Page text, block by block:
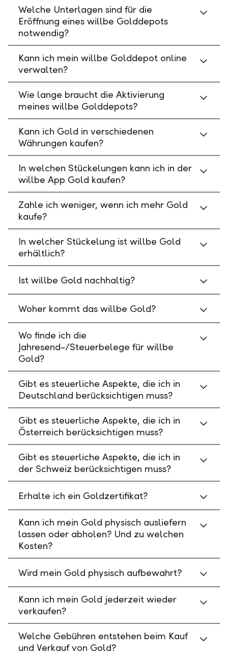
Welche Unterlagen sind für die
Eröffnung eines willbe Golddepots
notwendig?
Kann ich mein willbe Golddepot online
verwalten?
Wie lange braucht die Aktivierung
meines willbe Golddepots?
Kann ich Gold in verschiedenen
Währungen kaufen?
In welchen Stückelungen kann ich in der
willbe App Gold kaufen?
Zahle ich weniger, wenn ich mehr Gold
kaufe?
In welcher Stückelung ist willbe Gold
erhältlich?
Ist willbe Gold nachhaltig?
Woher kommt das willbe Gold?
Wo finde ich die
Jahresend-/Steuerbelege für willbe
Gold?
Gibt es steuerliche Aspekte, die ich in
Deutschland berücksichtigen muss?
Gibt es steuerliche Aspekte, die ich in
Österreich berücksichtigen muss?
Gibt es steuerliche Aspekte, die ich in
der Schweiz berücksichtigen muss?
Erhalte ich ein Goldzertifikat?
Kann ich mein Gold physisch ausliefern
lassen oder abholen? Und zu welchen
Kosten?
Wird mein Gold physisch aufbewahrt?
Kann ich mein Gold jederzeit wieder
verkaufen?
Welche Gebühren entstehen beim Kauf
und Verkauf von Gold?